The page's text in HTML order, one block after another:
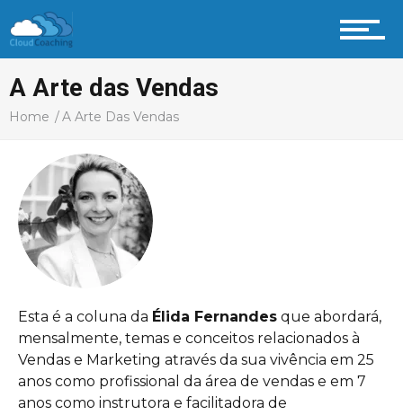
A Arte das Vendas
Home A Arte Das Vendas
Esta é a coluna da Élida Fernandes que abordará,
mensalmente, temas e conceitos relacionados à
Vendas e Marketing através da sua vivência em 25
anos como profissional da área de vendas e em 7
anos como instrutora e facilitadora de